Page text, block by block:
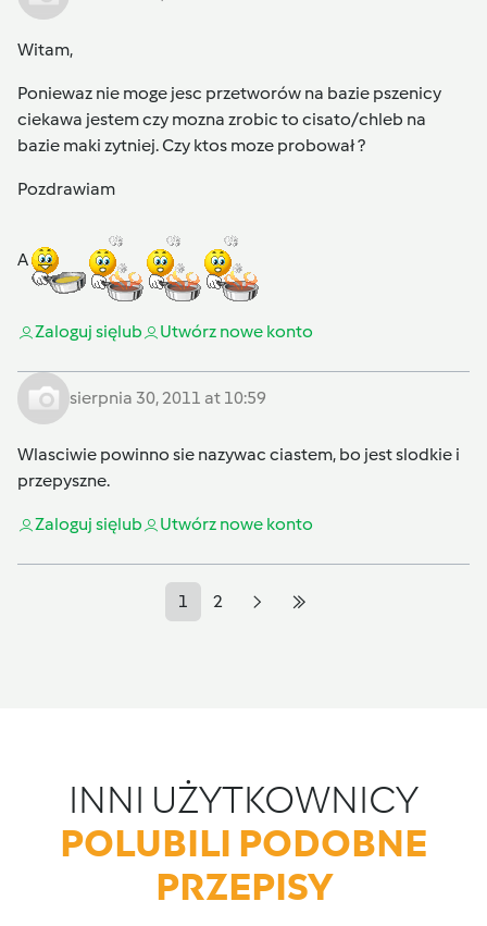
Witam,
Poniewaz nie moge jesc przetworów na bazie pszenicy
ciekawa jestem czy mozna zrobic to cisato/chleb na
bazie maki zytniej. Czy ktos moze probował ?
Pozdrawiam
A
Zaloguj sięlub Utwórz nowe konto
sierpnia 30, 2011 at 10:59
Wlasciwie powinno sie nazywac ciastem, bo jest slodkie i
przepyszne.
Zaloguj sięlub Utwórz nowe konto
1 2
INNI UŻYTKOWNICY
POLUBILI PODOBNE
PRZEPISY